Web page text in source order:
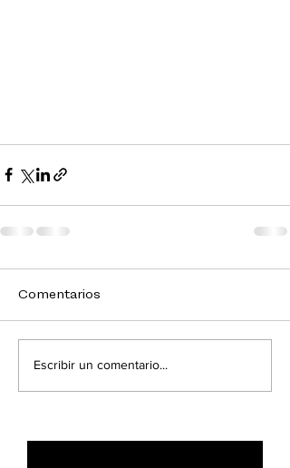
Comentarios
Escribir un comentario...